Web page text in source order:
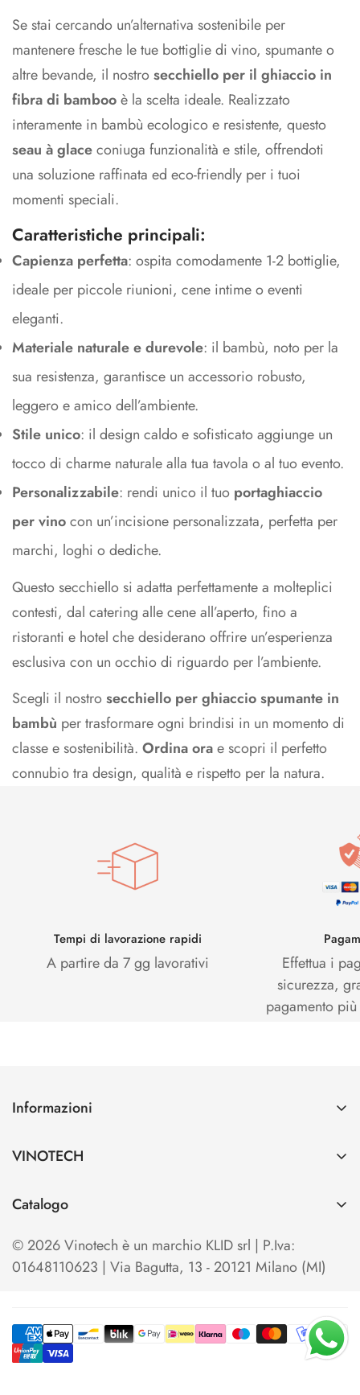
Se stai cercando un’alternativa sostenibile per
mantenere fresche le tue bottiglie di vino, spumante o
altre bevande, il nostrosecchiello per il ghiaccio in
fibra di bambooè la scelta ideale. Realizzato
interamente in bambù ecologico e resistente, questo
seau à glaceconiuga funzionalità e stile, offrendoti
una soluzione raffinata ed eco-friendly per i tuoi
momenti speciali.
Caratteristiche principali:
Capienza perfetta: ospita comodamente 1-2 bottiglie,
ideale per piccole riunioni, cene intime o eventi
eleganti.
Materiale naturale e durevole: il bambù, noto per la
sua resistenza, garantisce un accessorio robusto,
leggero e amico dell’ambiente.
Stile unico: il design caldo e sofisticato aggiunge un
tocco di charme naturale alla tua tavola o al tuo evento.
Personalizzabile: rendi unico il tuo portaghiaccio
per vinocon un’incisione personalizzata, perfetta per
marchi, loghi o dediche.
Questo secchiello si adatta perfettamente a molteplici
contesti, dal catering alle cene all’aperto, fino a
ristoranti e hotel che desiderano offrire un’esperienza
esclusiva con un occhio di riguardo per l’ambiente.
Scegli il nostrosecchiello per ghiaccio spumante in
bambù per trasformare ogni brindisi in un momento di
classe e sostenibilità. Ordina orae scopri il perfetto
connubio tra design, qualità e rispetto per la natura.
Tempi di lavorazione rapidi
A partire da 7 gg lavorativi
Effettua i
sicurezza,
pagamento
Informazioni
Spedizioni e Pagamenti
Cerca
Termini e condizioni di Vendita
Privacy Policy
Your Privacy Choices
VINOTECH
Vinotech B2B
Blog
Catalogo
TO OPEN
TO SERVE & STORE
TO COOL
© 2026 Vinotech è un marchio KLID srl | P.Iva:
01648110623 | Via Bagutta, 13 - 20121 Milano (MI)